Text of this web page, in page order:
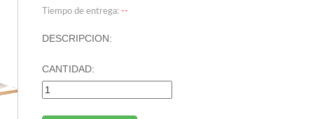
Tiempo de entrega: --
DESCRIPCION:
CANTIDAD: